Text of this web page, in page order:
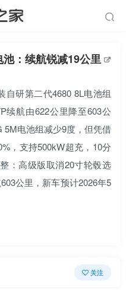
：续航锐减19公里
自研第二代4680 8L电池组
续航由622公里降至603公
5M电池组减少9度，但凭借
，支持500kW超充，10分
：高级版取消20寸轮毂选
公里，新车预计2026年5
关注